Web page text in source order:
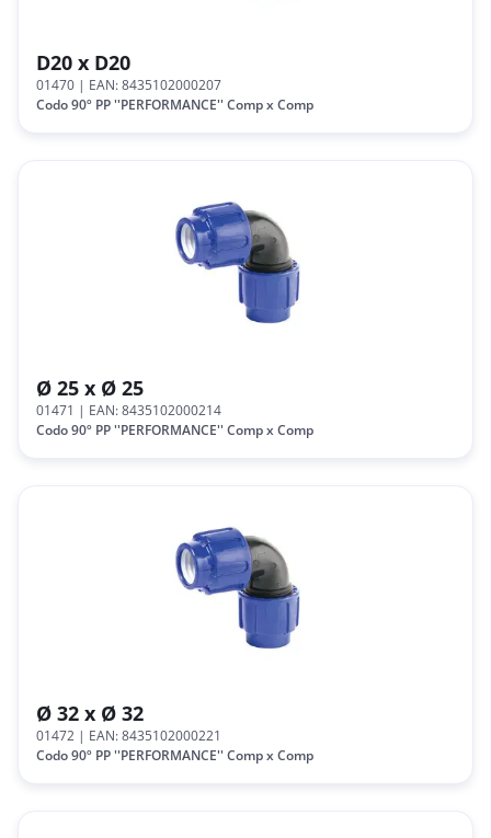
D20 x D20
01470 | EAN: 8435102000207
Codo 90º PP ''PERFORMANCE'' Comp x Comp
Ø 25 x Ø 25
01471 | EAN: 8435102000214
Codo 90º PP ''PERFORMANCE'' Comp x Comp
Ø 32 x Ø 32
01472 | EAN: 8435102000221
Codo 90º PP ''PERFORMANCE'' Comp x Comp